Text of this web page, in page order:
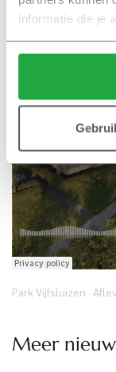
informatie die je
verzameld op
Klik hier voor
Park Vijfsluizen ·
Meer